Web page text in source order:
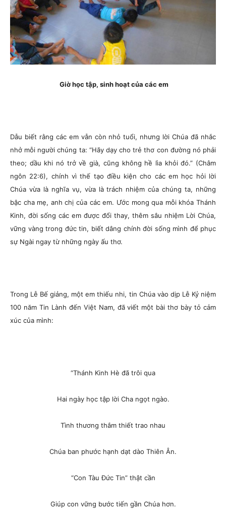
Giờ học tập, sinh hoạt của các em
Dẫu biết rằng các em vẫn còn nhỏ tuổi, nhưng lời Chúa đã nhắc
nhở mỗi người chúng ta: “Hãy dạy cho trẻ thơ con đường nó phải
theo; dầu khi nó trở về già, cũng không hề lìa khỏi đó.” (Châm
ngôn 22:6), chính vì thế tạo điều kiện cho các em học hỏi lời
Chúa vừa là nghĩa vụ, vừa là trách nhiệm của chúng ta, những
bậc cha mẹ, anh chị của các em. Ước mong qua mỗi khóa Thánh
Kinh, đời sống các em được đổi thay, thêm sâu nhiệm Lời Chúa,
vững vàng trong đức tin, biết dâng chính đời sống mình để phục
sự Ngài ngay từ những ngày ấu thơ.
Trong Lễ Bế giảng, một em thiếu nhi, tin Chúa vào dịp Lễ Kỷ niệm
100 năm Tin Lành đến Việt Nam, đã viết một bài thơ bày tỏ cảm
xúc của mình:
“Thánh Kinh Hè đã trôi qua
Hai ngày học tập lời Cha ngọt ngào.
Tình thương thắm thiết trao nhau
Chúa ban phước hạnh dạt dào Thiên Ân.
“Con Tàu Đức Tin” thật cần
Giúp con vững bước tiến gần Chúa hơn.